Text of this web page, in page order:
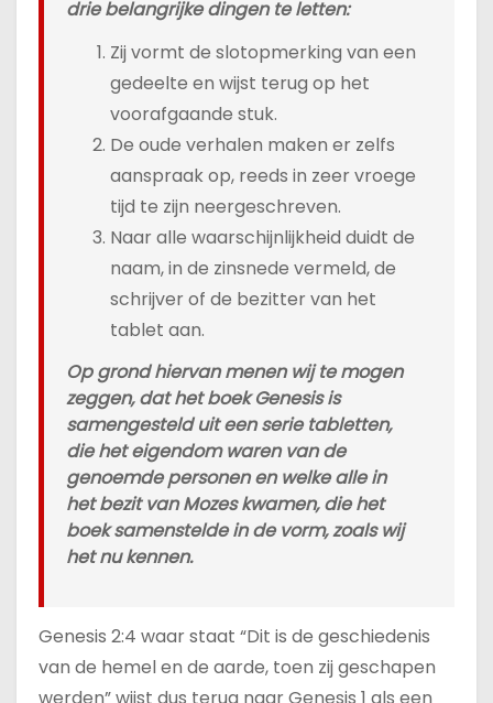
drie belangrijke dingen te letten:
Zij vormt de slotopmerking van een
gedeelte en wijst terug op het
voorafgaande stuk.
De oude verhalen maken er zelfs
aanspraak op, reeds in zeer vroege
tijd te zijn neergeschreven.
Naar alle waarschijnlijkheid duidt de
naam, in de zinsnede vermeld, de
schrijver of de bezitter van het
tablet aan.
Op grond hiervan menen wij te mogen
zeggen, dat het boek Genesis is
samengesteld uit een serie tabletten,
die het eigendom waren van de
genoemde personen en welke alle in
het bezit van Mozes kwamen, die het
boek samenstelde in de vorm, zoals wij
het nu kennen.
Genesis 2:4 waar staat “Dit is de geschiedenis
van de hemel en de aarde, toen zij geschapen